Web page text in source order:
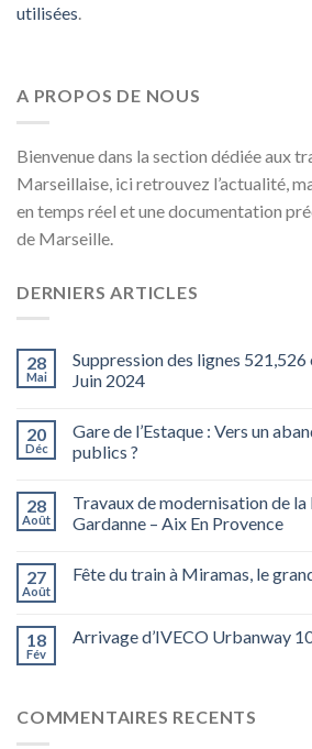
utilisées
A PROPOS DE NOUS
Bienvenue dans la section dédiée aux
Marseillaise, ici retrouvez l’actualité,
en temps réel et une documentation
de Marseille.
DERNIERS ARTICLES
28
Mai
Suppression des lignes
Juin 2024
20
Déc
Gare de l’Estaque : Vers un
publics ?
28
Août
Travaux de modernisation de
Gardanne – Aix En Provence
27
Août
Fête du train à Miramas, le
18
Fév
Arrivage d’IVECO Urbanway
COMMENTAIRES RECENTS